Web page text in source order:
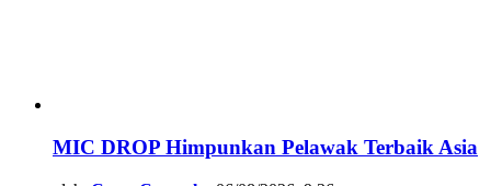
MIC DROP Himpunkan Pelawak Terbaik Asia